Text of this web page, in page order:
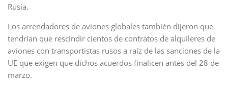
Rusia.
Los arrendadores de aviones globales también dijeron que
tendrían que rescindir cientos de contratos de alquileres de
aviones con transportistas rusos a raíz de las sanciones de la
UE que exigen que dichos acuerdos finalicen antes del 28 de
marzo.